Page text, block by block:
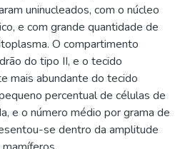
uninucleados, com o núcleo
e com grande quantidade de
O compartimento
do tipo II, e o tecido
mais abundante do tecido
percentual de células de
e o número médio por grama de
se dentro da amplitude